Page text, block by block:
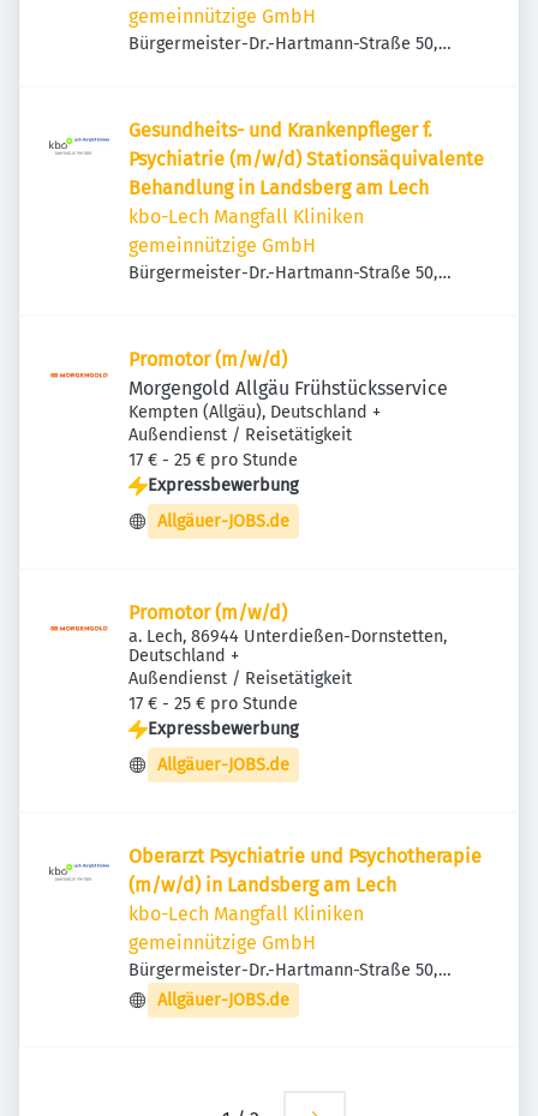
gemeinnützige GmbH
Bürgermeister-Dr.-Hartmann-Straße 50,
Gesundheits- und Krankenpfleger f.
Psychiatrie (m/w/d) Stationsäquivalente
Behandlung in Landsberg am Lech
kbo-Lech Mangfall Kliniken
gemeinnützige GmbH
Bürgermeister-Dr.-Hartmann-Straße 50,
Promotor (m/w/d)
Morgengold Allgäu Frühstücksservice
Kempten (Allgäu), Deutschland +
Außendienst / Reisetätigkeit
17 € - 25 € pro Stunde
Expressbewerbung
Allgäuer-JOBS.de
Promotor (m/w/d)
a. Lech, 86944 Unterdießen-Dornstetten,
Deutschland +
Außendienst / Reisetätigkeit
17 € - 25 € pro Stunde
Expressbewerbung
Allgäuer-JOBS.de
Oberarzt Psychiatrie und Psychotherapie
(m/w/d) in Landsberg am Lech
kbo-Lech Mangfall Kliniken
gemeinnützige GmbH
Bürgermeister-Dr.-Hartmann-Straße 50,
86899 Landsberg am Lech, Deutschland
Allgäuer-JOBS.de